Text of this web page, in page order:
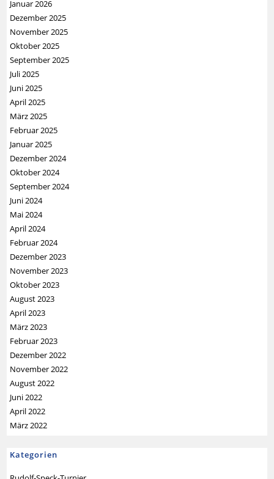
Januar 2026
Dezember 2025
November 2025
Oktober 2025
September 2025
Juli 2025
Juni 2025
April 2025
März 2025
Februar 2025
Januar 2025
Dezember 2024
Oktober 2024
September 2024
Juni 2024
Mai 2024
April 2024
Februar 2024
Dezember 2023
November 2023
Oktober 2023
August 2023
April 2023
März 2023
Februar 2023
Dezember 2022
November 2022
August 2022
Juni 2022
April 2022
März 2022
Kategorien